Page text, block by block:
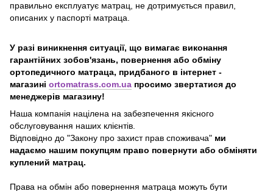
правильно експлуатує матрац, не дотримується правил,
описаних у паспорті матраца.
У разі виникнення ситуації, що вимагає виконання
гарантійних зобов'язань, повернення або обміну
ортопедичного матраца, придбаного в інтернет -
магазині ortomatrass.com.ua просимо звертатися до
менеджерів магазину!
Наша компанія націлена на забезпечення якісного
обслуговування наших клієнтів.
Відповідно до "Закону про захист прав споживача" ми
надаємо нашим покупцям право повернути або обміняти
куплений матрац.
Права на обмін або повернення матраца можуть бути